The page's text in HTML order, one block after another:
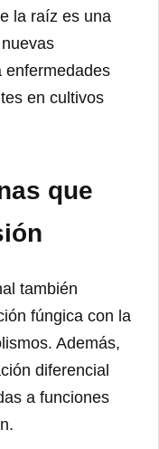
la raíz es una
enfermedades
en cultivos
que
también
fúngica con la
Además,
diferencial
a funciones